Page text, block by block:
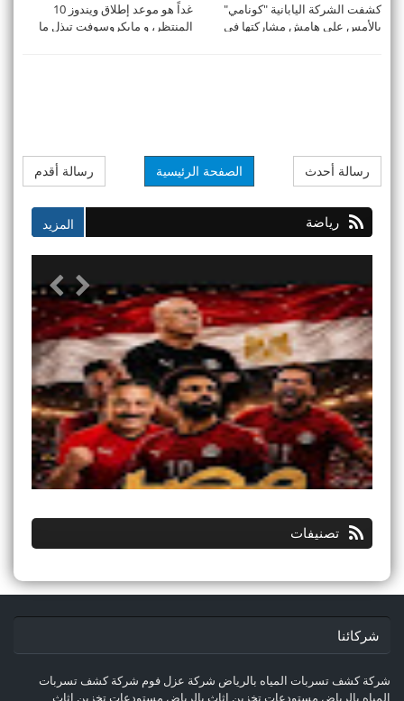
كشفت الشركة اليابانية "كونامي"
بالأمس على هامش مشاركتها في
غداً هو موعد إطلاق ويندوز 10
المنتظر، و مايكروسوفت تبذل ما
رسالة أحدث رسالة أقدم الصفحة الرئيسية
رياضة
تصنيفات
شركائنا
شركة كشف تسربات المياه بالرياض شركة عزل فوم شركة كشف تسربات
المياه بالرياض مستودعات تخزين اثاث بالرياض مستودعات تخزين اثاث